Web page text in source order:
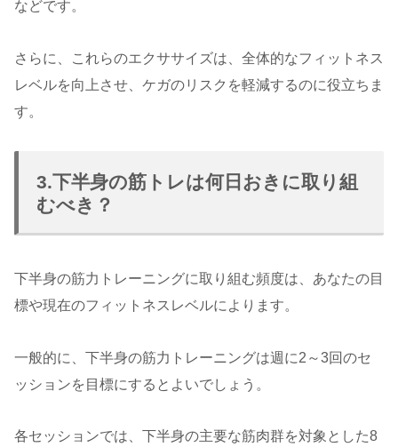
などです。
さらに、これらのエクササイズは、全体的なフィットネス
レベルを向上させ、ケガのリスクを軽減するのに役立ちま
す。
3.下半身の筋トレは何日おきに取り組
むべき？
下半身の筋力トレーニングに取り組む頻度は、あなたの目
標や現在のフィットネスレベルによります。
一般的に、下半身の筋力トレーニングは週に2～3回のセ
ッションを目標にするとよいでしょう。
各セッションでは、下半身の主要な筋肉群を対象とした8